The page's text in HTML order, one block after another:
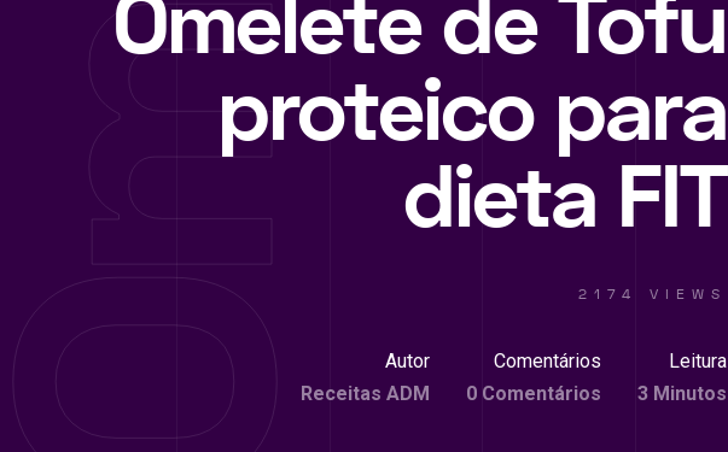
Omelete de Tofu
proteico para
dieta FIT
2174 VIEWS
Autor
Receitas ADM
Comentários
0 Comentários
Leitura
3 Minutos